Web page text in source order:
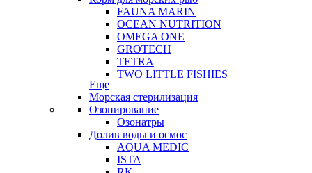
FAUNA MARIN
OCEAN NUTRITION
OMEGA ONE
GROTECH
TETRA
TWO LITTLE FISHIES
Еще
Морская стерилизация
Озонирование
Озонатры
Долив воды и осмос
AQUA MEDIC
ISTA